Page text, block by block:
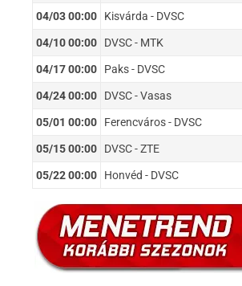
04/03 00:00 Kisvárda - DVSC
04/10 00:00 DVSC - MTK
04/17 00:00 Paks - DVSC
04/24 00:00 DVSC - Vasas
05/01 00:00 Ferencváros - DVSC
05/15 00:00 DVSC - ZTE
05/22 00:00 Honvéd - DVSC